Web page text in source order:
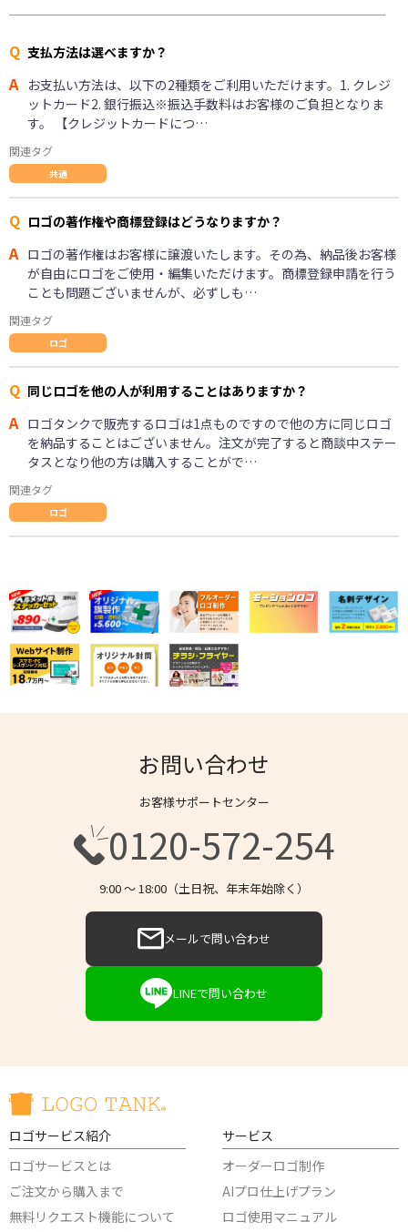
Q 支払方法は選べますか？
A お支払い方法は、以下の2種類をご利用いただけます。1. クレジ
ットカード2. 銀行振込※振込手数料はお客様のご負担となりま
す。 【クレジットカードにつ…
関連タグ
共通
Q ロゴの著作権や商標登録はどうなりますか？
A ロゴの著作権はお客様に譲渡いたします。その為、納品後お客様
が自由にロゴをご使用・編集いただけます。商標登録申請を行う
ことも問題ございませんが、必ずしも…
関連タグ
ロゴ
Q 同じロゴを他の人が利用することはありますか？
A ロゴタンクで販売するロゴは1点ものですので他の方に同じロゴ
を納品することはございません。注文が完了すると商談中ステー
タスとなり他の方は購入することがで…
関連タグ
ロゴ
お問い合わせ
お客様サポートセンター
0120-572-254
9:00 〜 18:00（土日祝、年末年始除く）
メールで問い合わせ
LINEで問い合わせ
ロゴサービス紹介
ロゴサービスとは
ご注文から購入まで
無料リクエスト機能について
サービス
オーダーロゴ制作
AIプロ仕上げプラン
ロゴ使用マニュアル